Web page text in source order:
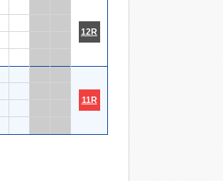
12R
11R